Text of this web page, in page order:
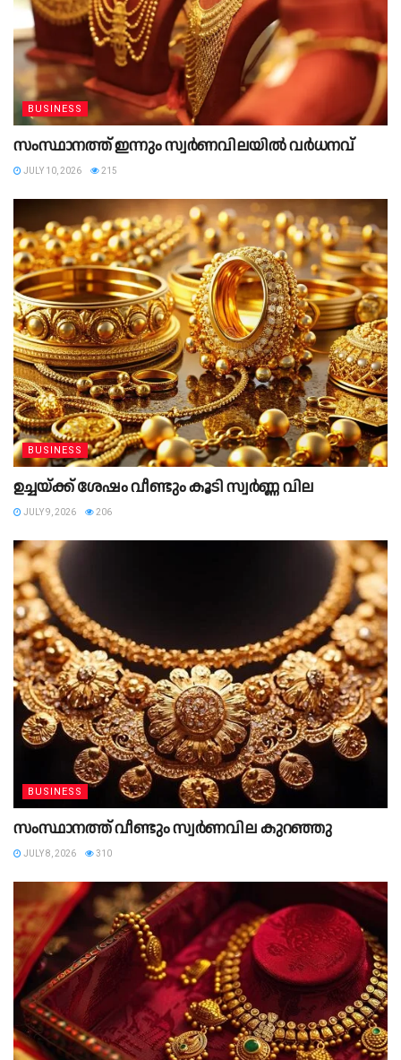
BUSINESS
സംസ്ഥാനത്ത് ഇന്നും സ്വർണവിലയിൽ വർധനവ്
JULY 10, 2026 215
BUSINESS
ഉച്ചയ്ക്ക് ശേഷം വീണ്ടും കൂടി സ്വർണ്ണ വില
JULY 9, 2026 206
BUSINESS
സംസ്ഥാനത്ത് വീണ്ടും സ്വര്‍ണവില കുറഞ്ഞു
JULY 8, 2026 310